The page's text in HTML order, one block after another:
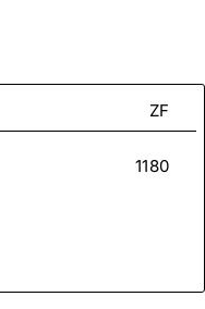
ZF
1180